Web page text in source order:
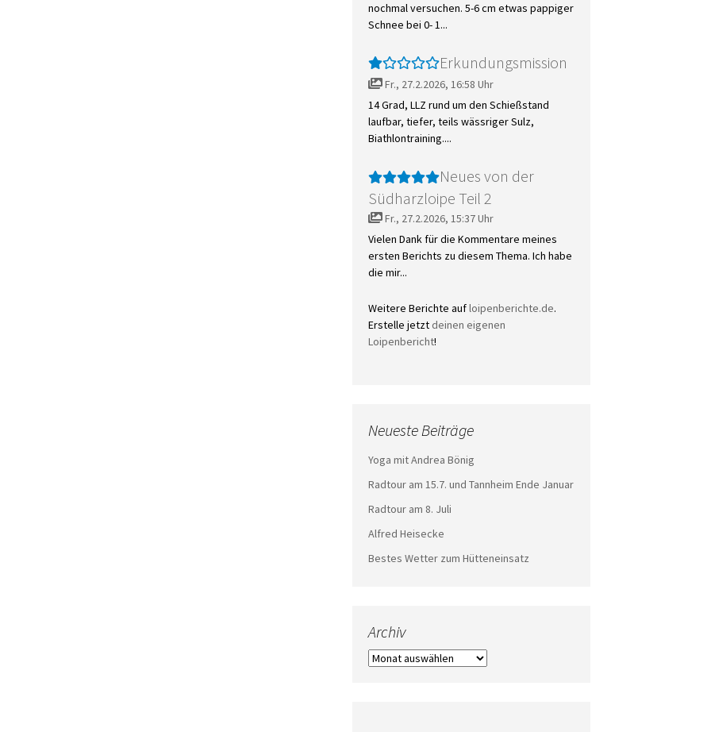
nochmal versuchen. 5-6 cm etwas pappiger
Schnee bei 0- 1...
Erkundungsmission
Fr., 27.2.2026, 16:58 Uhr
14 Grad, LLZ rund um den Schießstand
laufbar, tiefer, teils wässriger Sulz,
Biathlontraining....
Neues von der
Südharzloipe Teil 2
Fr., 27.2.2026, 15:37 Uhr
Vielen Dank für die Kommentare meines
ersten Berichts zu diesem Thema. Ich habe
die mir...
Weitere Berichte aufloipenberichte.de.
Erstelle jetzt deinen eigenen
Loipenbericht!
Neueste Beiträge
Yoga mit Andrea Bönig
Radtour am 15.7. und Tannheim Ende Januar
Radtour am 8. Juli
Alfred Heisecke
Bestes Wetter zum Hütteneinsatz
Archiv
Archiv